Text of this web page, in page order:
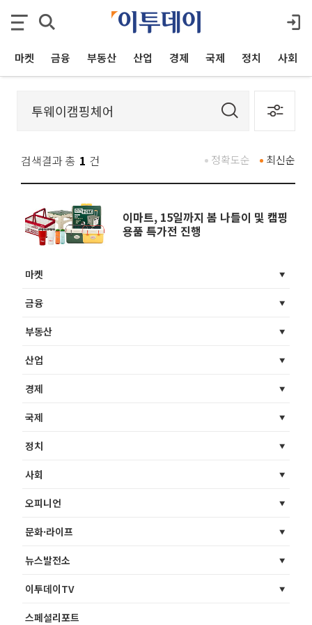
마켓 금융 부동산 산업 경제 국제 정치 사회
검색결과 총 1 건 최신순
정확도순
이마트, 15일까지 봄 나들이 및 캠핑
용품 특가전 진행
마켓
금융
부동산
산업
경제
국제
정치
사회
오피니언
문화·라이프
뉴스발전소
이투데이TV
스페셜리포트